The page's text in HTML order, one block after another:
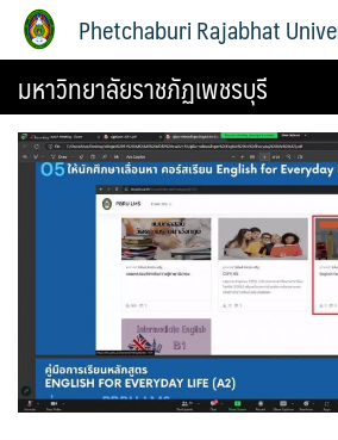
Phetchaburi Rajabhat
มหาวิทยาลัยราชภัฏเพชรบุรี